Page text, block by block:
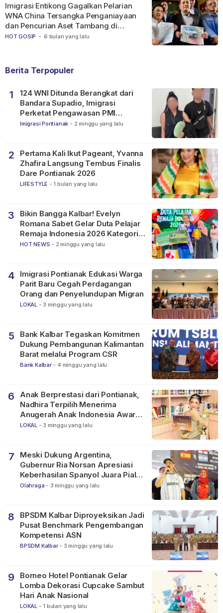
HOT GOSIP - 6 bulan yang lalu
Imigrasi Entikong Gagalkan Pelarian
WNA China Tersangka Penganiayaan
dan Pencurian Aset Tambang di
Ketapang
Berita Terpopuler
1
124 WNI Ditunda Berangkat dari
Bandara Supadio, Imigrasi
Perketat Pengawasan PMI
Nonprosedural
Imigrasi Pontianak - 2 minggu yang lalu
2
Pertama Kali Ikut Pageant, Yvanna
Zhafira Langsung Tembus Finalis
Dare Pontianak 2026
LIFESTYLE - 1 bulan yang lalu
3
Bikin Bangga Kalbar! Evelyn
Romana Sabet Gelar Duta Pelajar
Remaja Indonesia 2026 Kategori
SMP
HOT NEWS - 2 minggu yang lalu
4
Imigrasi Pontianak Edukasi Warga
Parit Baru Cegah Perdagangan
Orang dan Penyelundupan Migran
LOKAL - 3 minggu yang lalu
5
Bank Kalbar Tegaskan Komitmen
Dukung Pembangunan Kalimantan
Barat melalui Program CSR
Bank Kalbar - 4 minggu yang lalu
6
Anak Berprestasi dari Pontianak,
Nadhira Terpilih Menerima
Anugerah Anak Indonesia Awards
2026
LOKAL - 3 minggu yang lalu
7
Meski Dukung Argentina,
Gubernur Ria Norsan Apresiasi
Keberhasilan Spanyol Juara Piala
Dunia FIFA 2026
Olahraga - 3 minggu yang lalu
8
BPSDM Kalbar Diproyeksikan Jadi
Pusat Benchmark Pengembangan
Kompetensi ASN
BPSDM Kalbar - 3 minggu yang lalu
9
Borneo Hotel Pontianak Gelar
Lomba Dekorasi Cupcake Sambut
Hari Anak Nasional
LOKAL - 1 bulan yang lalu